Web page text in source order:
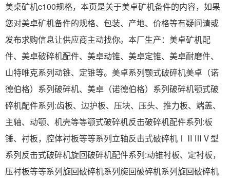
美桌矿机c100规格，本页是关于美卓矿机备件的内容，如果
您对美卓矿机备件的规格、包装、产地、价格等有疑问请或
发布求购信息让供应商主动找你。本厂生产：美卓矿机配
件、美卓破碎机配件、美卓动锥、美卓定锥、美卓耐磨件、
山特唯克系列动锥、定锥等。美卓系列颚式破碎机美卓（诺
德伯格）系列破碎机、美卓（诺德伯格）系列破碎机颚式破
碎机配件系列:齿板、边护板、压块、压头、推力板、端盖、
主轴、动颚、机壳等等颚式破碎机反击破碎机配件系列:板
锤、衬板，腔体衬板等等系列立轴反击式破碎机ⅠⅡⅢⅤ型
系列反击式破碎机旋回破碎机配件系列:动锥衬板、定衬板，
压衬板等等系列旋回破碎机系列旋回破碎机系列旋回破碎机